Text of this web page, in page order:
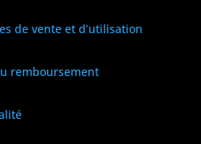
de vente et d’utilisation
remboursement